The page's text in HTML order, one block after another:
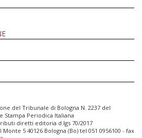
del Tribunale di Bologna N. 2237 del
Stampa Periodica Italiana
diretti editoria d.lgs 70/2017
5 40126 Bologna (Bo) tel 051 0956100 - fax